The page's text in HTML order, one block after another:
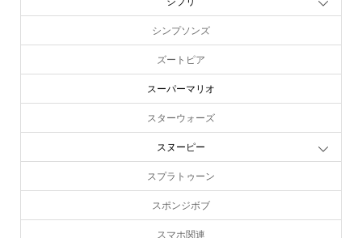
シンプソンズ
ズートピア
スーパーマリオ
スターウォーズ
スヌーピー
スプラトゥーン
スポンジボブ
スマホ関連